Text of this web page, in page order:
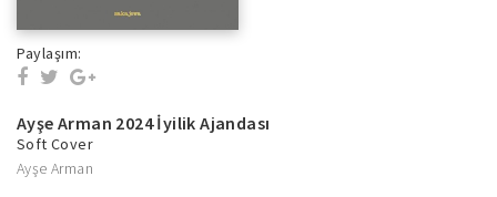
Paylaşım:
Ayşe Arman 2024 İyilik Ajandası
Soft Cover
Ayşe Arman